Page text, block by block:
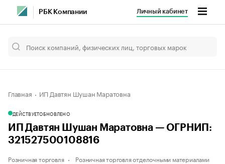
РБК Компании Личный кабинет
Главная ИП Давтян Шушан Маратовна
ДЕЙСТВУЕТОБНОВЛЕНО
ИП Давтян Шушан Маратовна — ОГРНИП:
321527500108816
Розничная торговля Розничная торговля отделочными материалами